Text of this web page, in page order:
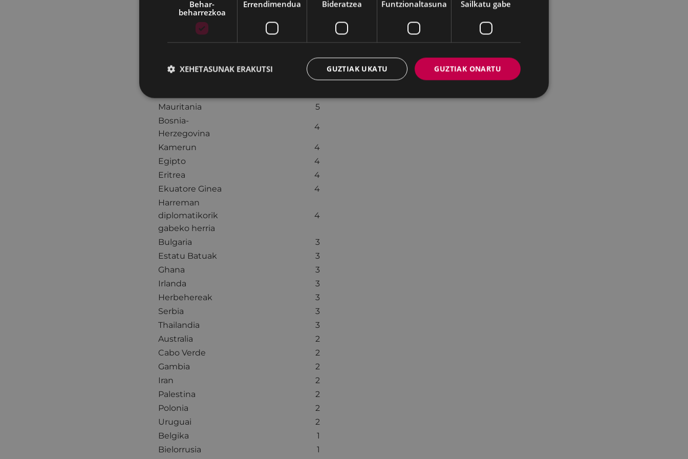
Mexiko
Alemania
5
Mauritania
5
Bosnia-
Herzegovina
4
Kamerun
4
Egipto
4
Eritrea
4
Ekuatore Ginea
4
Harreman
diplomatikorik
gabeko herria
4
Bulgaria
3
Estatu Batuak
3
Ghana
3
Irlanda
3
Herbehereak
3
Serbia
3
Thailandia
3
Australia
2
Cabo Verde
2
Gambia
2
Iran
2
Palestina
2
Polonia
2
Uruguai
2
Belgika
1
Bielorrusia
1
Behar-
beharrezkoa
Errendimendua Bideratzea Funtzionaltasuna Sailkatu gabe
GUZTIAK ONARTU
GUZTIAK UKATU
XEHETASUNAK ERAKUTSI